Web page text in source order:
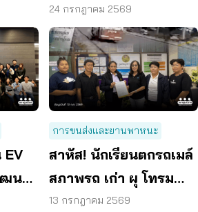
Bus อยุธยา
24 กรกฎาคม 2569
นา
ย
การขนส่งและยานพาหนะ
สาหัส! นักเรียนตกรถเมล์
สภาพรถ เก่า ผุ โทรม
ถามหามาตรฐานรถ
13 กรกฎาคม 2569